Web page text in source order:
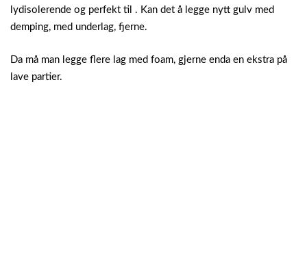
lydisolerende og perfekt til . Kan det å legge nytt gulv med
demping, med underlag, fjerne.
Da må man legge flere lag med foam, gjerne enda en ekstra på
lave partier.